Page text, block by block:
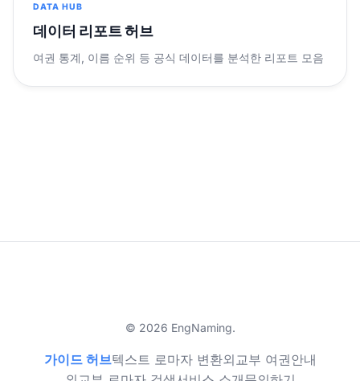
DATA HUB
데이터 리포트 허브
여권 통계, 이름 순위 등 공식 데이터를 분석한 리포트 모음
© 2026 EngNaming.
가이드 허브텍스트 로마자 변환외교부 여권안내